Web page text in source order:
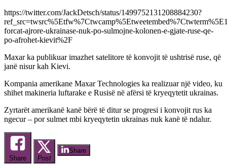
https://twitter.com/JackDetsch/status/1499752131208884230?
forcat-ajrore-ukrainase-nuk-po-sulmojne-kolonen-e-gjate-ruse-qe-
po-afrohet-kievit%2F
Maxar ka publikuar imazhet satelitore të konvojit të ushtrisë ruse, që
janë nisur kah Kievi.
Kompania amerikane Maxar Technologies ka realizuar një video, ku
shihet makineria luftarake e Rusisë në afërsi të kryeqytetit ukrainas.
Zyrtarët amerikanë kanë bërë të ditur se progresi i konvojit rus ka
ngecur – por sulmet mbi kryeqytetin ukrainas nuk kanë të ndalur.
Share Post
Share